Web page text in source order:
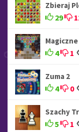
Zbieraj
29
4 1
Zuma 2
4 0
Szachy
5 1